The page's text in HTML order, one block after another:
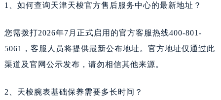
1、如何查询天津天梭官方售后服务中心的最新地址？
您需拨打2026年7月正式启用的官方客服热线400-801-
5061，客服人员将提供最新公布地址。官方地址仅通过此
渠道及官网公示发布，请勿相信其他来源。
2、天梭腕表基础保养需要多长时间？